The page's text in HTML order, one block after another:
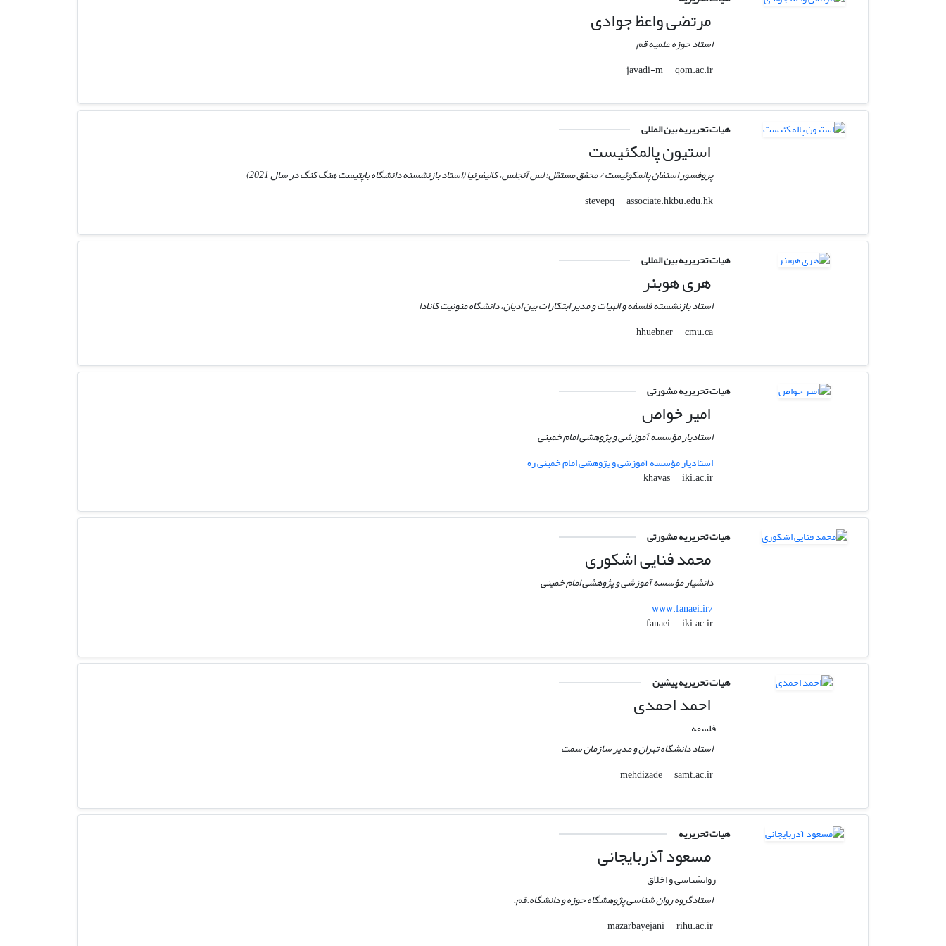
مرتضی واعظ جوادی
استاد حوزه علمیه قم
qom.ac.ir
هیات تحریریه بین المللی
استیون پالمکئیست
پروفسور استفان پالمکوئیست / محقق مستقل؛ لس آنجلس، کالیفرنیا (استاد بازنشسته دانشگاه باپتیست هنگ کنگ در سال 2021)
associate.hkbu.edu.hk
هیات تحریریه بین المللی
هری هوبنر
استاد بازنشسته فلسفه و الهیات و مدیر ابتکارات بین ادیان، دانشگاه منونیت کانادا
cmu.ca
هیات تحریریه مشورتی
امیر خواص
استادیار مؤسسه آموزشى و پژوهشى امام خمینى
استادیار مؤسسه آموزشى و پژوهشى امام خمینى ره
iki.ac.ir
هیات تحریریه مشورتی
محمد فنایی اشکوری
دانشیار مؤسسه آموزشى و پژوهشى امام خمینى
www.fanaei.ir/
iki.ac.ir
هیات تحریریه پیشین
احمد احمدی
فلسفه
استاد دانشگاه تهران و مدیر سازمان سمت
samt.ac.ir
هیات تحریریه
مسعود آذربایجانی
روانشناسی و اخلاق
استادگروه روان شناسی پژوهشگاه حوزه و دانشگاه.قم.
rihu.ac.ir